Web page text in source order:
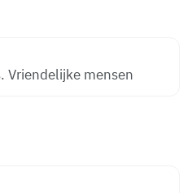
Vriendelijke mensen